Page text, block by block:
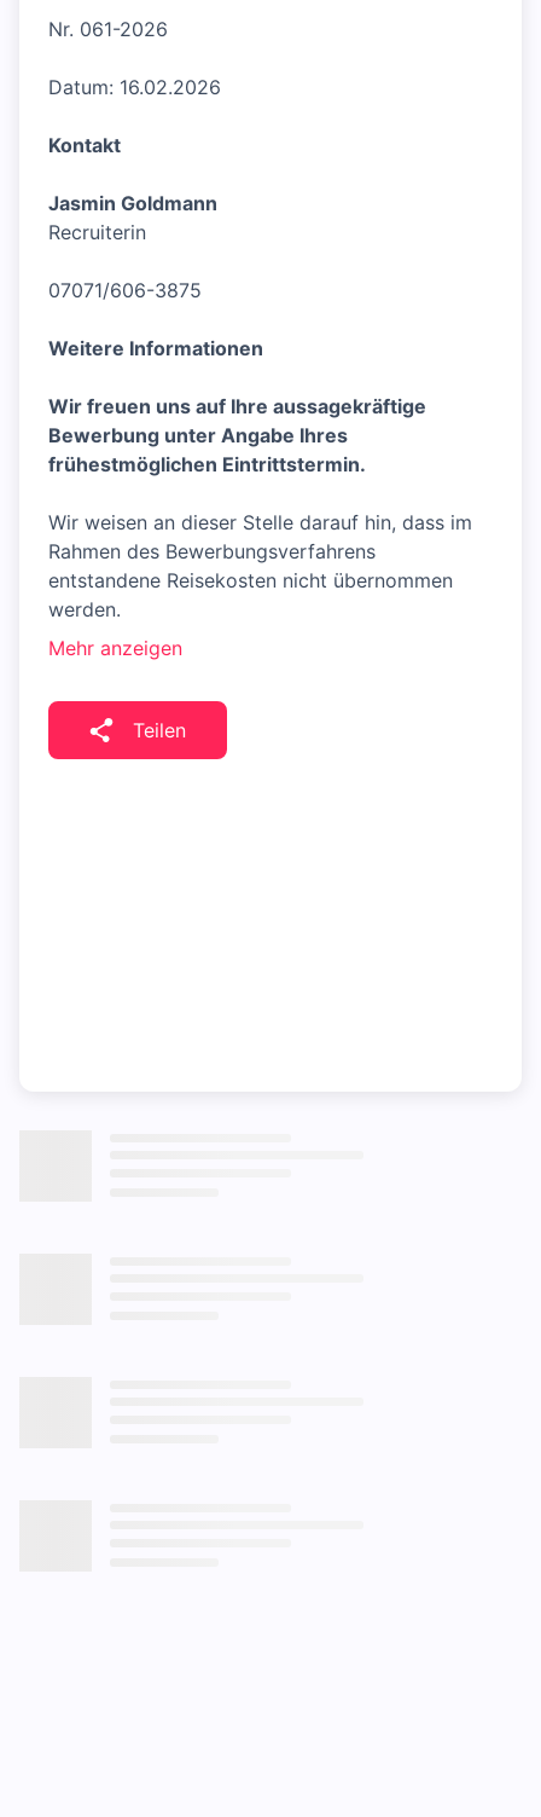
Nr. 061-2026
Datum: 16.02.2026
Kontakt
Jasmin Goldmann
Recruiterin
07071/606-3875
Weitere Informationen
Wir freuen uns auf Ihre aussagekräftige
Bewerbung unter Angabe Ihres
frühestmöglichen Eintrittstermin.
Wir weisen an dieser Stelle darauf hin, dass im
Rahmen des Bewerbungsverfahrens
entstandene Reisekosten nicht übernommen
werden.
Mehr anzeigen
Teilen